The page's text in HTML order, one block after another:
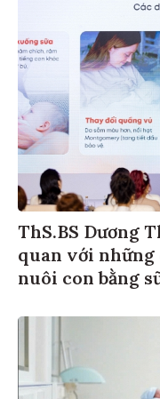
ThS.BS Dương
quan với những
nuôi con bằng